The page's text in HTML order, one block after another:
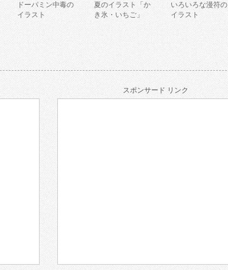
ドーパミン中毒の
イラスト
夏のイラスト「か
き氷・いちご」
いろいろな漫符の
イラスト
スポンサード リンク